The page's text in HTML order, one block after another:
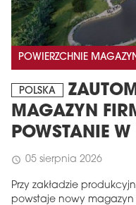
POWIERZCHNIE
POLSKA
MAGAZYN
POWSTANIE
schedule 05 sierpnia 2026
Przy zakładzie
powstaje nowy magazyn